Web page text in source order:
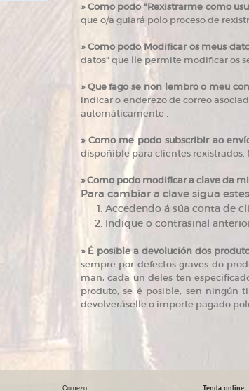
»Como podo "Rexistrarme como
que o/a guiará polo proceso de
»Como podo Modificar os meus
datos" que lle permite modificar os
»Que fago se non lembro o meu
indicar o enderezo de correo
automáticamente .
»Como me podo subscribir ao
dispoñible para clientes rexistrados.
»Como podo modificar a clave da
Para cambiar a clave sigua
Accedendo á súa conta de
Indique o contrasinal
»É posible a devolución dos
sempre por defectos graves do
man, cada un deles ten
produto, se é posible, sen ningún
devolveráselle o importe pagado
Comezo Tenda online